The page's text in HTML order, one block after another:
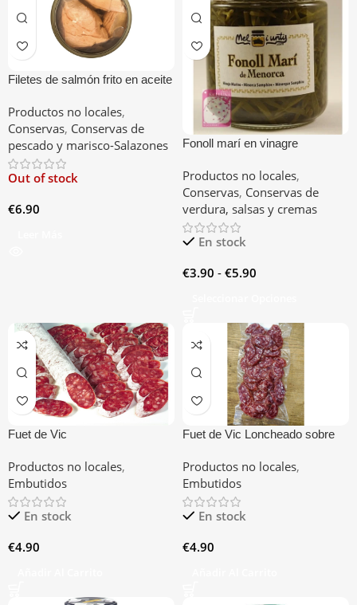
Filetes de salmón frito en aceite
Productos no locales,
Conservas, Conservas de
pescado y marisco-Salazones
Out of stock
€6.90
Fonoll marí­ en vinagre
Productos no locales,
Conservas, Conservas de
verdura, salsas y cremas
En stock
€3.90 - €5.90
Fuet de Vic
Productos no locales,
Embutidos
En stock
€4.90
Fuet de Vic Loncheado sobre
Productos no locales,
Embutidos
En stock
€4.90